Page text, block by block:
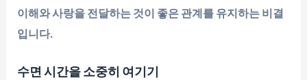
이해와 사랑을 전달하는 것이 좋은 관계를 유지하는 비결
입니다.
수면 시간을 소중히 여기기